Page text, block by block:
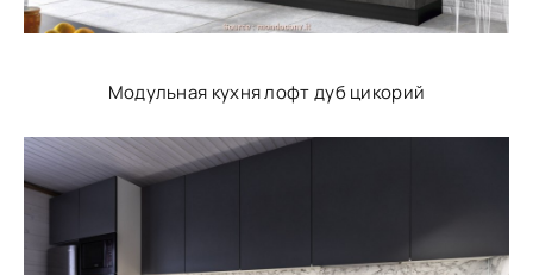
Модульная кухня лофт дуб цикорий